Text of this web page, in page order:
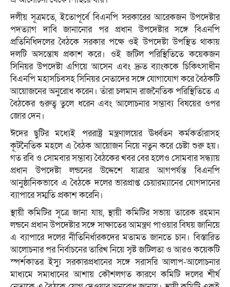
দলীয় সূত্রমতে, ইতোপূর্বে বিএনপি সরকারের আরেকজন উপদেষ্টার
পদত্যাগ দাবি জানানোর পর প্রধান উপদেষ্টার সঙ্গে বিএনপি
প্রতিনিধিদলের বৈঠকে সরকার পক্ষে ওই উপদেষ্টা উপস্থিত থাকায়
দলটি অসন্তোষ প্রকাশ করে। ওই জটিল পরিস্থিতিতে কয়েকজন
সিনিয়র উপদেষ্টা এগিয়ে আসেন এবং দ্রুত ব্যাংককে চিকিৎসাধীন
বিএনপি মহাসচিবসহ সিনিয়র নেতাদের সঙ্গে যোগাযোগ করে বৈঠকটি
আয়োজনের অনুরোধ করেন। তাঁরা চলমান রাজনৈতিক পরিস্থিতিতে এ
বৈঠকের গুরুত্ব তুলে ধরেন এবং আলোচনার সম্ভাব্য বিষয়ের ওপর
জোর দেন।
ঈদের ছুটির মধ্যেই পররাষ্ট্র মন্ত্রণালয়ের ঊর্ধ্বতন কর্মকর্তারাসহ
কূটনৈতিক মহলে এ বৈঠক আয়োজন নিয়ে নতুন করে চেষ্টা শুরু হয়।
গত রবি ও সোমবার সম্ভাব্য বৈঠকের খবর বের হলেও সোমবার সন্ধ্যায়
প্রধান উপদেষ্টা লন্ডনের উদ্দেশে যাত্রার আগপর্যন্ত বিএনপি
আনুষ্ঠানিকভাবে এ বৈঠকে দলের ভারপ্রাপ্ত চেয়ারম্যানের যোগদানের
ব্যাপারে সম্মতি প্রকাশ করেনি।
স্থায়ী কমিটির সূত্রে জানা যায়, স্থায়ী কমিটির সভায় তারেক রহমান
লন্ডনে প্রধান উপদেষ্টার সঙ্গে সাক্ষাতের আমন্ত্রণ পাওয়ার বিষয় জানিয়ে
এ ব্যাপারে দলের নীতিনির্ধারকদের মতামত জানতে চান। বিস্তারিত
আলোচনার পর নির্বাচনের তারিখ নিয়ে সৃষ্ট জটিলতা ও আরও কয়েকটি
স্পর্শকাতর ইস্যু সরকারপ্রধানের সঙ্গে সরাসরি আলাপ-আলোচনার
মাধ্যমে সমাধানের আশায় কৌশলগত কারণে কমিটি দলের শীর্ষ